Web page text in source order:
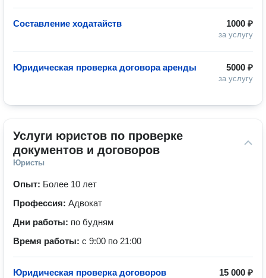
1000 ₽
за услугу
Составление ходатайств
5000 ₽
за услугу
Юридическая проверка договора аренды
Услуги юристов по проверке
документов и договоров
Юристы
Опыт: Более 10 лет
Профессия: Адвокат
Дни работы: по будням
Время работы: с 9:00 по 21:00
15 000 ₽
Юридическая проверка договоров